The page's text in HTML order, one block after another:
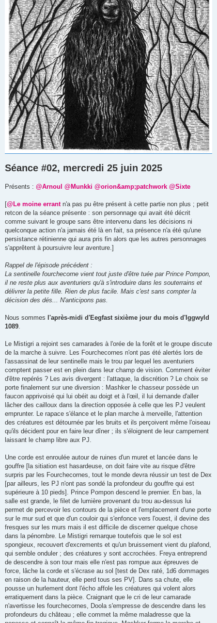
Séance #02, mercredi 25 juin 2025
Présents : @Arnoul @Munkki @orion&amp;patchwork @Sixte
[@Le moine errantn'a pas pu être présent à cette partie non plus ; petit
retcon de la séance présente : son personnage qui avait été décrit
comme suivant le groupe sans être intervenu dans les décisions ni
quelconque action n'a jamais été là en fait, sa présence n'a été qu'une
persistance rétinienne qui aura pris fin alors que les autres personnages
s'apprêtent à poursuivre leur aventure.]
Rappel de l'épisode précédent :
La sentinelle fourchecorne vient tout juste d'être tuée par Prince Pompon,
il ne reste plus aux aventuriers qu'à s'introduire dans les souterrains et
délivrer la petite fille. Rien de plus facile. Mais c'est sans compter la
décision des dés... N'anticipons pas.
Nous sommes l'après-midi d'Eegfast sixième jour du mois d'Iggwyld
1089.
Le Mistigri a rejoint ses camarades à l'orée de la forêt et le groupe discute
de la marche à suivre. Les Fourchecornes n'ont pas été alertés lors de
l'assassinat de leur sentinelle mais le trou par lequel les aventuriers
comptent passer est en plein dans leur champ de vision. Comment éviter
d'être repérés ? Les avis divergent : l'attaque, la discrétion ? Le choix se
porte finalement sur une diversion : Mashker le chasseur possède un
faucon apprivoisé qui lui obéit au doigt et à l'œil, il lui demande d'aller
lâcher des cailloux dans la direction opposée à celle que les PJ veulent
emprunter. Le rapace s'élance et le plan marche à merveille, l'attention
des créatures est détournée par les bruits et ils perçoivent même l'oiseau
qu'ils décident pour en faire leur dîner ; ils s'éloignent de leur campement
laissant le champ libre aux PJ.
Une corde est enroulée autour de ruines d'un muret et lancée dans le
gouffre [la sitiation est hasardeuse, on doit faire vite au risque d'être
surpris par les Fourchecornes, tout le monde devra réussir un test de Dex
[par ailleurs, les PJ n'ont pas sondé la profondeur du gouffre qui est
supérieure à 10 pieds]. Prince Pompon descend le premier. En bas, la
salle est grande, le filet de lumière provenant du trou au-dessus lui
permet de percevoir les contours de la pièce et l'emplacement d'une porte
sur le mur sud et que d'un couloir qui s'enfonce vers l'ouest, il devine des
fresques sur les murs mais il est difficile de discerner quelque chose
dans la pénombre. Le Mistigri remarque toutefois que le sol est
spongieux, recouvert d'excrements et qu'un bruissement vient du plafond,
qui semble onduler ; des créatures y sont accrochées. Freya entreprend
de descendre à son tour mais elle n'est pas rompue aux épreuves de
force, lâche la corde et s'écrase au sol [test de Dex raté, 1d6 dommages
en raison de la hauteur, elle perd tous ses PV]. Dans sa chute, elle
pousse un hurlement dont l'écho affole les créatures qui volent alors
erratiquement dans la pièce. Craignant que le cri de leur camarade
n'avertisse les fourchecornes, Doola s'empresse de descendre dans les
profondeurs du château ; elle commet la même maladresse que la